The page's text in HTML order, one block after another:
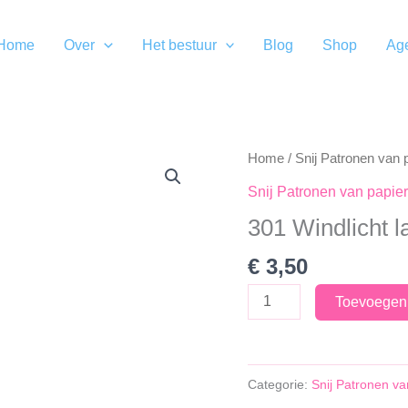
Over Het bestuur Blog Shop
Home / Snij Patronen van
Snij Patronen van papier
301 Windlicht
€ 3,50
301
Windlicht
Categorie: Snij Patronen